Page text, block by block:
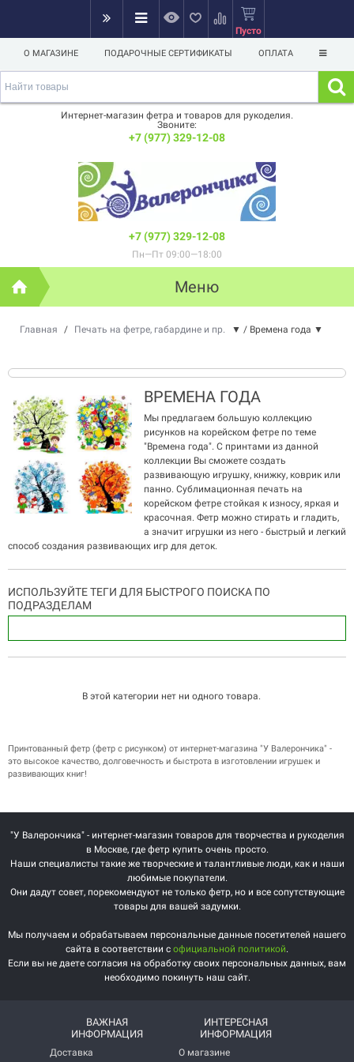
Пусто
О МАГАЗИНЕ ПОДАРОЧНЫЕ СЕРТИФИКАТЫ ОПЛАТА
Интернет-магазин фетра и товаров для рукоделия.
Звоните:
+7 (977) 329-12-08
+7 (977) 329-12-08
Пн—Пт 09:00—18:00
Меню
Главная / Печать на фетре, габардине и пр. ▼ / Времена года ▼
ВРЕМЕНА ГОДА
Мы предлагаем большую коллекцию
рисунков на корейском фетре по теме
"Времена года". С принтами из данной
коллекции Вы сможете создать
развивающую игрушку, книжку, коврик или
панно. Сублимационная печать на
корейском фетре стойкая к износу, яркая и
красочная. Фетр можно стирать и гладить,
а значит игрушки из него - быстрый и легкий
способ создания развивающих игр для деток.
ИСПОЛЬЗУЙТЕ ТЕГИ ДЛЯ БЫСТРОГО ПОИСКА ПО
ПОДРАЗДЕЛАМ
В этой категории нет ни одного товара.
Принтованный фетр (фетр с рисунком) от интернет-магазина "У Валерончика" -
это высокое качество, долговечность и быстрота в изготовлении игрушек и
развивающих книг!
"У Валерончика" - интернет-магазин товаров для творчества и рукоделия
в Москве, где фетр купить очень просто.
Наши специалисты такие же творческие и талантливые люди, как и наши
любимые покупатели.
Они дадут совет, порекомендуют не только фетр, но и все сопутствующие
товары для вашей задумки.
Мы получаем и обрабатываем персональные данные посетителей нашего
сайта в соответствии с официальной политикой.
Если вы не даете согласия на обработку своих персональных данных, вам
необходимо покинуть наш сайт.
ВАЖНАЯ
ИНФОРМАЦИЯ
Доставка
ИНТЕРЕСНАЯ
ИНФОРМАЦИЯ
О магазине